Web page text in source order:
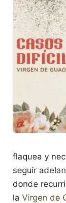
flaquea y
seguir
donde
la Virgen de